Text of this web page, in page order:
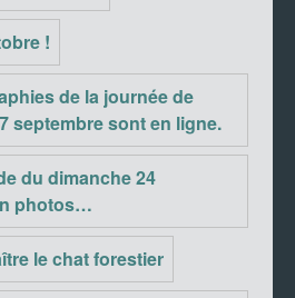
!
de la journée de
septembre sont en ligne.
du dimanche 24
photos…
le chat forestier